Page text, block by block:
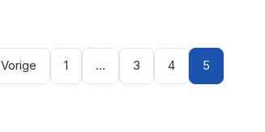
1 … 3 4 5